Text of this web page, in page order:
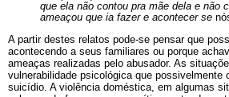
que ela não contou pra mãe dela e não
ameaçou que ia fazer e acontecer se
A partir destes relatos pode-se pensar que
acontecendo a seus familiares ou porque
ameaças realizadas pelo abusador. As
vulnerabilidade psicológica que
suicídio. A violência doméstica, em algumas